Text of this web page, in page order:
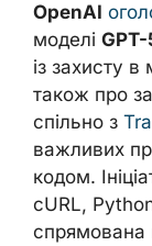
OpenAI
моделі
із захисту в
також про
спільно з
важливих
кодом.
cURL,
спрямована